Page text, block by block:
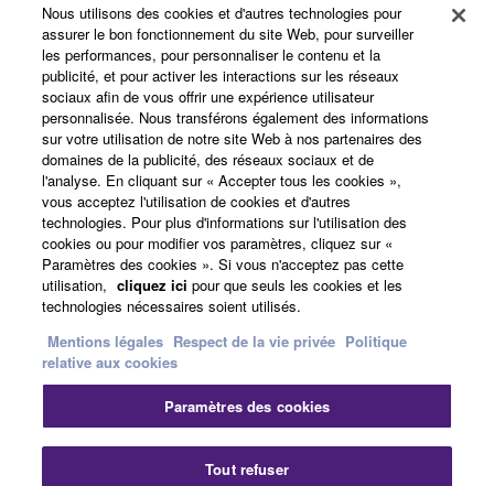
Yamaha Music ID - Enregistrement
A propos de Yamaha
France - French
Professionnel
Nous contacterConditions d'utilisation
Respect de la vie privéePolitique relative aux cookies
Nous utilisons des cookies et d'autres technologies pour
assurer le bon fonctionnement du site Web, pour surveiller
les performances, pour personnaliser le contenu et la
publicité, et pour activer les interactions sur les réseaux
sociaux afin de vous offrir une expérience utilisateur
personnalisée. Nous transférons également des informations
sur votre utilisation de notre site Web à nos partenaires des
domaines de la publicité, des réseaux sociaux et de
l'analyse. En cliquant sur « Accepter tous les cookies »,
vous acceptez l'utilisation de cookies et d'autres
technologies. Pour plus d'informations sur l'utilisation des
cookies ou pour modifier vos paramètres, cliquez sur «
Paramètres des cookies ». Si vous n'acceptez pas cette
utilisation, cliquez ici pour que seuls les cookies et les
technologies nécessaires soient utilisés.
Mentions légales Respect de la vie privée Politique
relative aux cookies
Paramètres des cookies
Tout refuser